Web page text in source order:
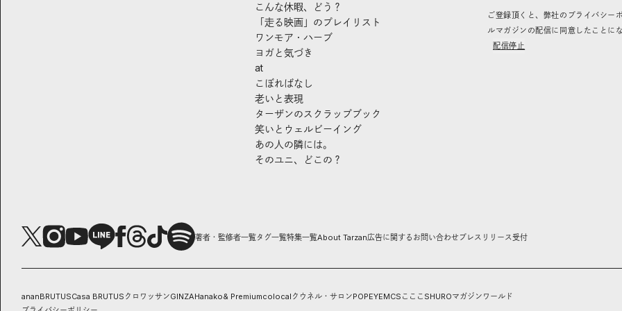
こんな休暇、どう？
「走る映画」のプレイリスト
ワンモア・ハーブ
ヨガと気づき
at
こぼればなし
老いと表現
ターザンのスクラップブック
笑いとウェルビーイング
あの人の隣には。
そのユニ、どこの？
ご登録頂くと、弊社のプライバシー
ルマガジンの配信に同意したことにな
配信停止
著者・監修者一覧タグ一覧特集一覧About Tarzan広告に関するお問い合わせ プレスリリース受付
ananBRUTUSCasa BRUTUS クロワッサンGINZAHanako& Premiumcolocal クウネル・サロンPOPEYEMCS こここ SHUROマガジンワールド